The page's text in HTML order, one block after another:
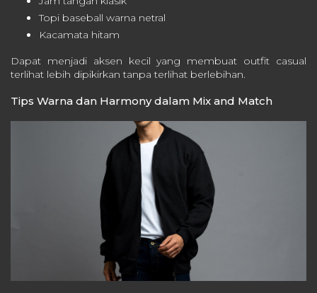
Topi baseball warna netral
Kacamata hitam
Dapat menjadi aksen kecil yang membuat outfit casual
terlihat lebih dipikirkan tanpa terlihat berlebihan.
Tips Warna dan Harmony dalam Mix and Match